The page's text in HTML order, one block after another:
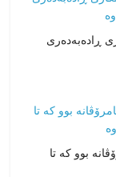
ڕادەبەدەری
بوو کە تا